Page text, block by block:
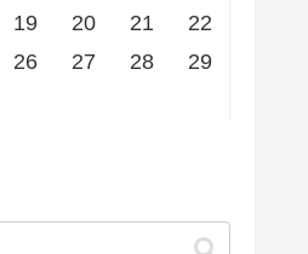
19 20 21
22
26 27 28
29